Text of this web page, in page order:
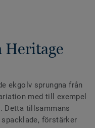
Heritage
ekgolv sprungna från
med till exempel
Detta tillsammans
förstärker